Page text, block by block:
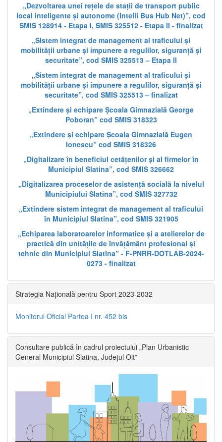
„Dezvoltarea unei rețele de stații de transport public
local inteligente și autonome (Intelli Bus Hub Net)”, cod
SMIS 128914 - Etapa I, SMIS 325512 - Etapa II - finalizat
„Sistem integrat de management al traficului și
mobilității urbane și impunere a regulilor, siguranță și
securitate”, cod SMIS 325513 – Etapa II
„Sistem integrat de management al traficului și
mobilității urbane și impunere a regulilor, siguranță și
securitate”, cod SMIS 325513 – finalizat
„Extindere și echipare Școala Gimnazială George
Poboran” cod SMIS 318323
„Extindere și echipare Școala Gimnazială Eugen
Ionescu” cod SMIS 318326
„Digitalizare în beneficiul cetățenilor și al firmelor în
Municipiul Slatina”, cod SMIS 326662
„Digitalizarea proceselor de asistență socială la nivelul
Municipiului Slatina”, cod SMIS 327732
„Extindere sistem integrat de management al traficului
în Municipiul Slatina”, cod SMIS 321905
„Echiparea laboratoarelor informatice și a atelierelor de
practică din unitățile de învățământ profesional și
tehnic din Municipiul Slatina” - F-PNRR-DOTLAB-2024-
0273 - finalizat
Strategia Națională pentru Sport 2023-2032
Monitorul Oficial Partea I nr. 452 bis
Consultare publică în cadrul proiectului „Plan Urbanistic
General Municipiul Slatina, Județul Olt”